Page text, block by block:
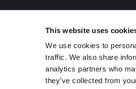
This website uses
We use cookies to
traffic. We also share
analytics partners who
they’ve collected from
2026 DaklaPack Group. Tous droits